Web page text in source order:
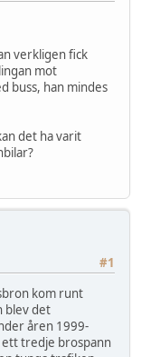
verkligen fick
mot
buss, han mindes
det ha varit
#1
kom runt
blev det
åren 1999-
ett tredje brospann